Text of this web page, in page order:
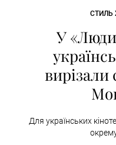
СТИЛЬ
У
вирізали
Для українських